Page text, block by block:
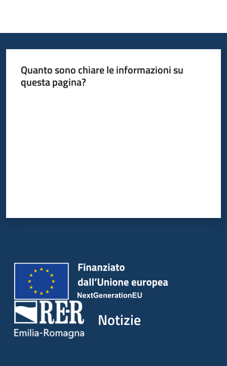
Quanto sono chiare le informazioni su
questa pagina?
Notizie